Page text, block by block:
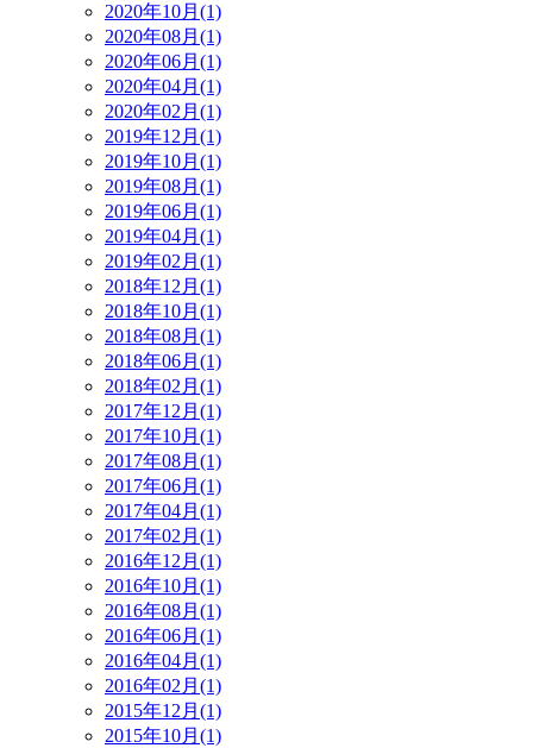
2020年10月(1)
2020年08月(1)
2020年06月(1)
2020年04月(1)
2020年02月(1)
2019年12月(1)
2019年10月(1)
2019年08月(1)
2019年06月(1)
2019年04月(1)
2019年02月(1)
2018年12月(1)
2018年10月(1)
2018年08月(1)
2018年06月(1)
2018年02月(1)
2017年12月(1)
2017年10月(1)
2017年08月(1)
2017年06月(1)
2017年04月(1)
2017年02月(1)
2016年12月(1)
2016年10月(1)
2016年08月(1)
2016年06月(1)
2016年04月(1)
2016年02月(1)
2015年12月(1)
2015年10月(1)